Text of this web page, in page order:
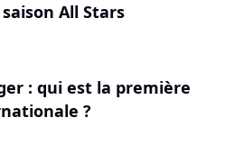
All Stars
: qui est la première
?